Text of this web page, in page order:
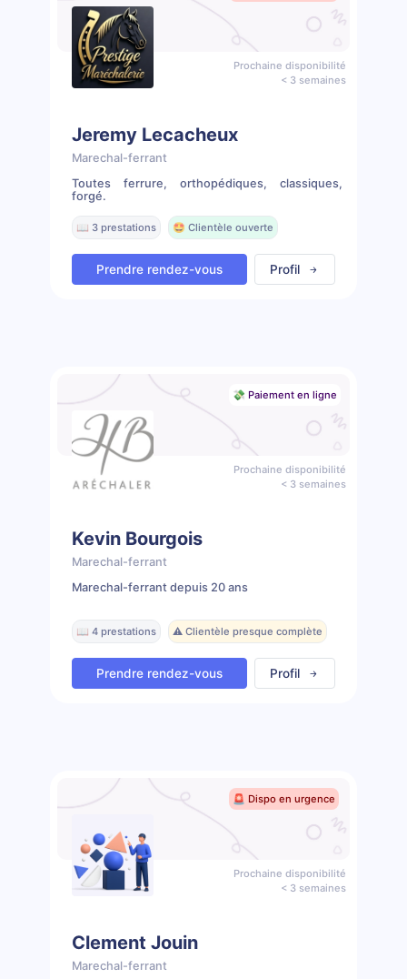
Prochaine disponibilité
< 3 semaines
Jeremy Lecacheux
Marechal-ferrant
Toutes ferrure, orthopédiques, classiques,
forgé.
📖 3 prestations 🤩 Clientèle ouverte
Prendre rendez-vous Profil
💸 Paiement en ligne
Prochaine disponibilité
< 3 semaines
Kevin Bourgois
Marechal-ferrant
Marechal-ferrant depuis 20 ans
📖 4 prestations ⚠️ Clientèle presque complète
Prendre rendez-vous Profil
🚨 Dispo en urgence
Prochaine disponibilité
< 3 semaines
Clement Jouin
Marechal-ferrant